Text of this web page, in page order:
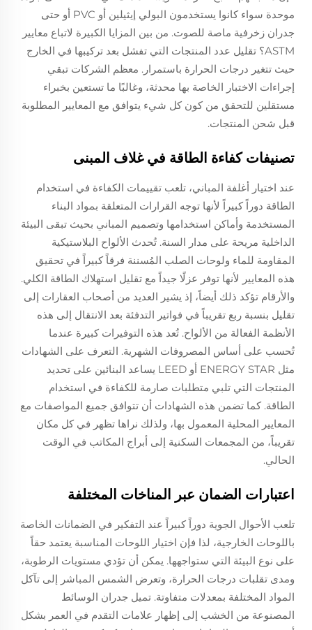
موحدة سواء كانوا يستخدمون البولي إيثيلين أو PVC أو حتى
جدران زخرفية ماصة للصوت. من بين المزايا الكبيرة لاتباع معايير
ASTM؟ تقليل عدد المنتجات التي تفشل بعد تركيبها في الخارج
حيث تتغير درجات الحرارة باستمرار. معظم الشركات تبقي
إجراءات الاختبار الخاصة بها محدثة، وغالبًا ما تستعين بخبراء
مستقلين للتحقق من كون كل شيء يتوافق مع المعايير المطلوبة
قبل شحن المنتجات.
تصنيفات كفاءة الطاقة في غلاف المبنى
عند اختيار أغلفة المباني، تلعب تقييمات الكفاءة في استخدام
الطاقة دوراً كبيراً لأنها توجه القرارات المتعلقة بمواد البناء
المستخدمة وأماكن استخدامها وتصميم المباني بحيث تبقى البيئة
الداخلية مريحة على مدار السنة. تُحدث الألواح البلاستيكية
المقاومة للماء ولوحات الصلب المُسننة فرقاً كبيراً في تحقيق
هذه المعايير لأنها توفر عزلًا جيداً مع تقليل استهلاك الطاقة الكلي.
والأرقام تؤكد ذلك أيضاً، إذ يشير العديد من أصحاب العقارات إلى
تقليل بنسبة ربع تقريباً في فواتير التدفئة بعد الانتقال إلى هذه
الأنظمة الفعالة من الألواح. تُعد هذه التوفيرات كبيرة عندما
تُحسب على أساس المصروفات الشهرية. التعرف على الشهادات
مثل ENERGY STAR أو LEED يساعد البنائين على تحديد
المنتجات التي تلبي متطلبات صارمة للكفاءة في استخدام
الطاقة. كما تضمن هذه الشهادات أن تتوافق جميع المواصفات مع
المعايير المحلية المعمول بها، ولذلك نراها تظهر في كل مكان
تقريباً، من المجمعات السكنية إلى أبراج المكاتب في الوقت
الحالي.
اعتبارات الضمان عبر المناخات المختلفة
تلعب الأحوال الجوية دوراً كبيراً عند التفكير في الضمانات الخاصة
باللوحات الخارجية، لذا فإن اختيار اللوحات المناسبة يعتمد حقاً
على نوع البيئة التي ستواجهها. يمكن أن تؤدي مستويات الرطوبة،
ومدى تقلبات درجات الحرارة، وتعرض الشمس المباشر إلى تآكل
المواد المختلفة بمعدلات متفاوتة. تميل جدران الوسائط
المصنوعة من الخشب إلى إظهار علامات التقدم في العمر بشكل